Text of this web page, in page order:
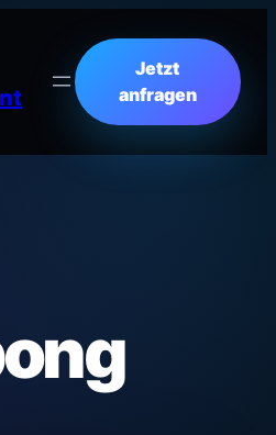
Jetzt
anfragen